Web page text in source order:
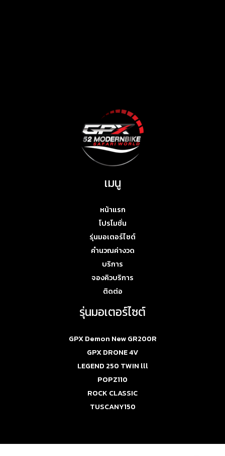
เมนู
หน้าแรก
โปรโมชั่น
รุ่นมอเตอร์ไซต์
คำนวณค่างวด
บริการ
จองคิวบริการ
ติดต่อ
รุ่นมอเตอร์ไซต์
GPX Demon New GR200R
GPX DRONE 4V
LEGEND 250 TWIN lll
POPZ110
ROCK CLASSIC
TUSCANY150